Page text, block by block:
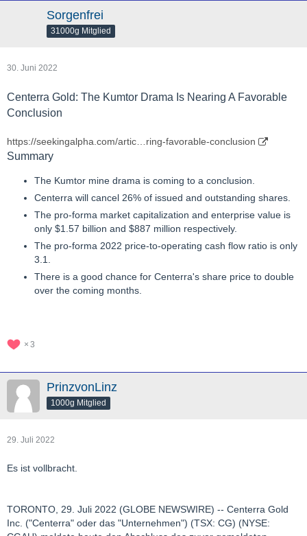
Sorgenfrei
31000g Mitglied
30. Juni 2022
Centerra Gold: The Kumtor Drama Is Nearing A Favorable
Conclusion
https://seekingalpha.com/artic…ring-favorable-conclusion
Summary
The Kumtor mine drama is coming to a conclusion.
Centerra will cancel 26% of issued and outstanding shares.
The pro-forma market capitalization and enterprise value is
only $1.57 billion and $887 million respectively.
The pro-forma 2022 price-to-operating cash flow ratio is only
3.1.
There is a good chance for Centerra's share price to double
over the coming months.
3
PrinzvonLinz
1000g Mitglied
29. Juli 2022
Es ist vollbracht.
TORONTO, 29. Juli 2022 (GLOBE NEWSWIRE) -- Centerra Gold
Inc. ("Centerra" oder das "Unternehmen") (TSX: CG) (NYSE: